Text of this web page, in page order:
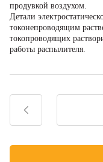
продувкой воздухом.
Детали
токонепроводящим
токопроводящих
работы распылителя.